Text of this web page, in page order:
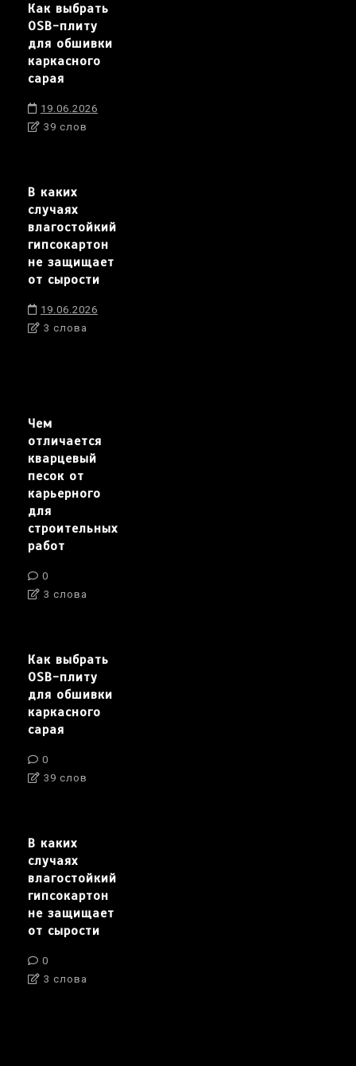
Как выбрать
OSB-плиту
для обшивки
каркасного
сарая
19.06.2026
39 слов
В каких
случаях
влагостойкий
гипсокартон
не защищает
от сырости
19.06.2026
3 слова
Чем
отличается
кварцевый
песок от
карьерного
для
строительных
работ
0
3 слова
Как выбрать
OSB-плиту
для обшивки
каркасного
сарая
0
39 слов
В каких
случаях
влагостойкий
гипсокартон
не защищает
от сырости
0
3 слова